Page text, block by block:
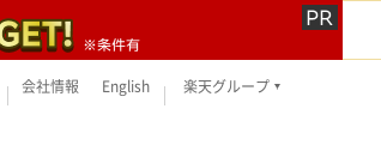
会社情報 English 楽天グループ